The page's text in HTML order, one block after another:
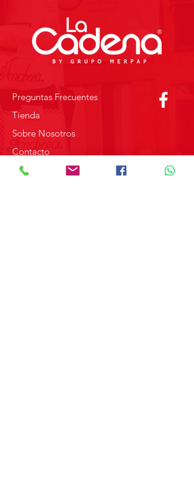
Preguntas Frecuentes
Tienda
Sobre Nosotros
Contacto